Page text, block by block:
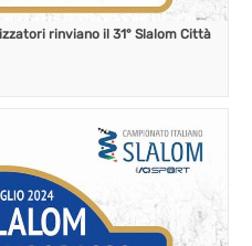
rinviano il 31° Slalom Città